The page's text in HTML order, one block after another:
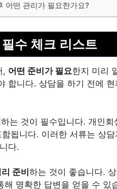
어떤 관리가 필요한가요?
수 체크 리스트
, 어떤 준비가 필요한지 미리
합니다. 상담을 하기 전에
하는 것이 필수입니다. 개인
됩니다. 이러한 서류는 상
다.
준비 하는 것이 좋습니다.
해 명확한 답변을 얻을 수 있